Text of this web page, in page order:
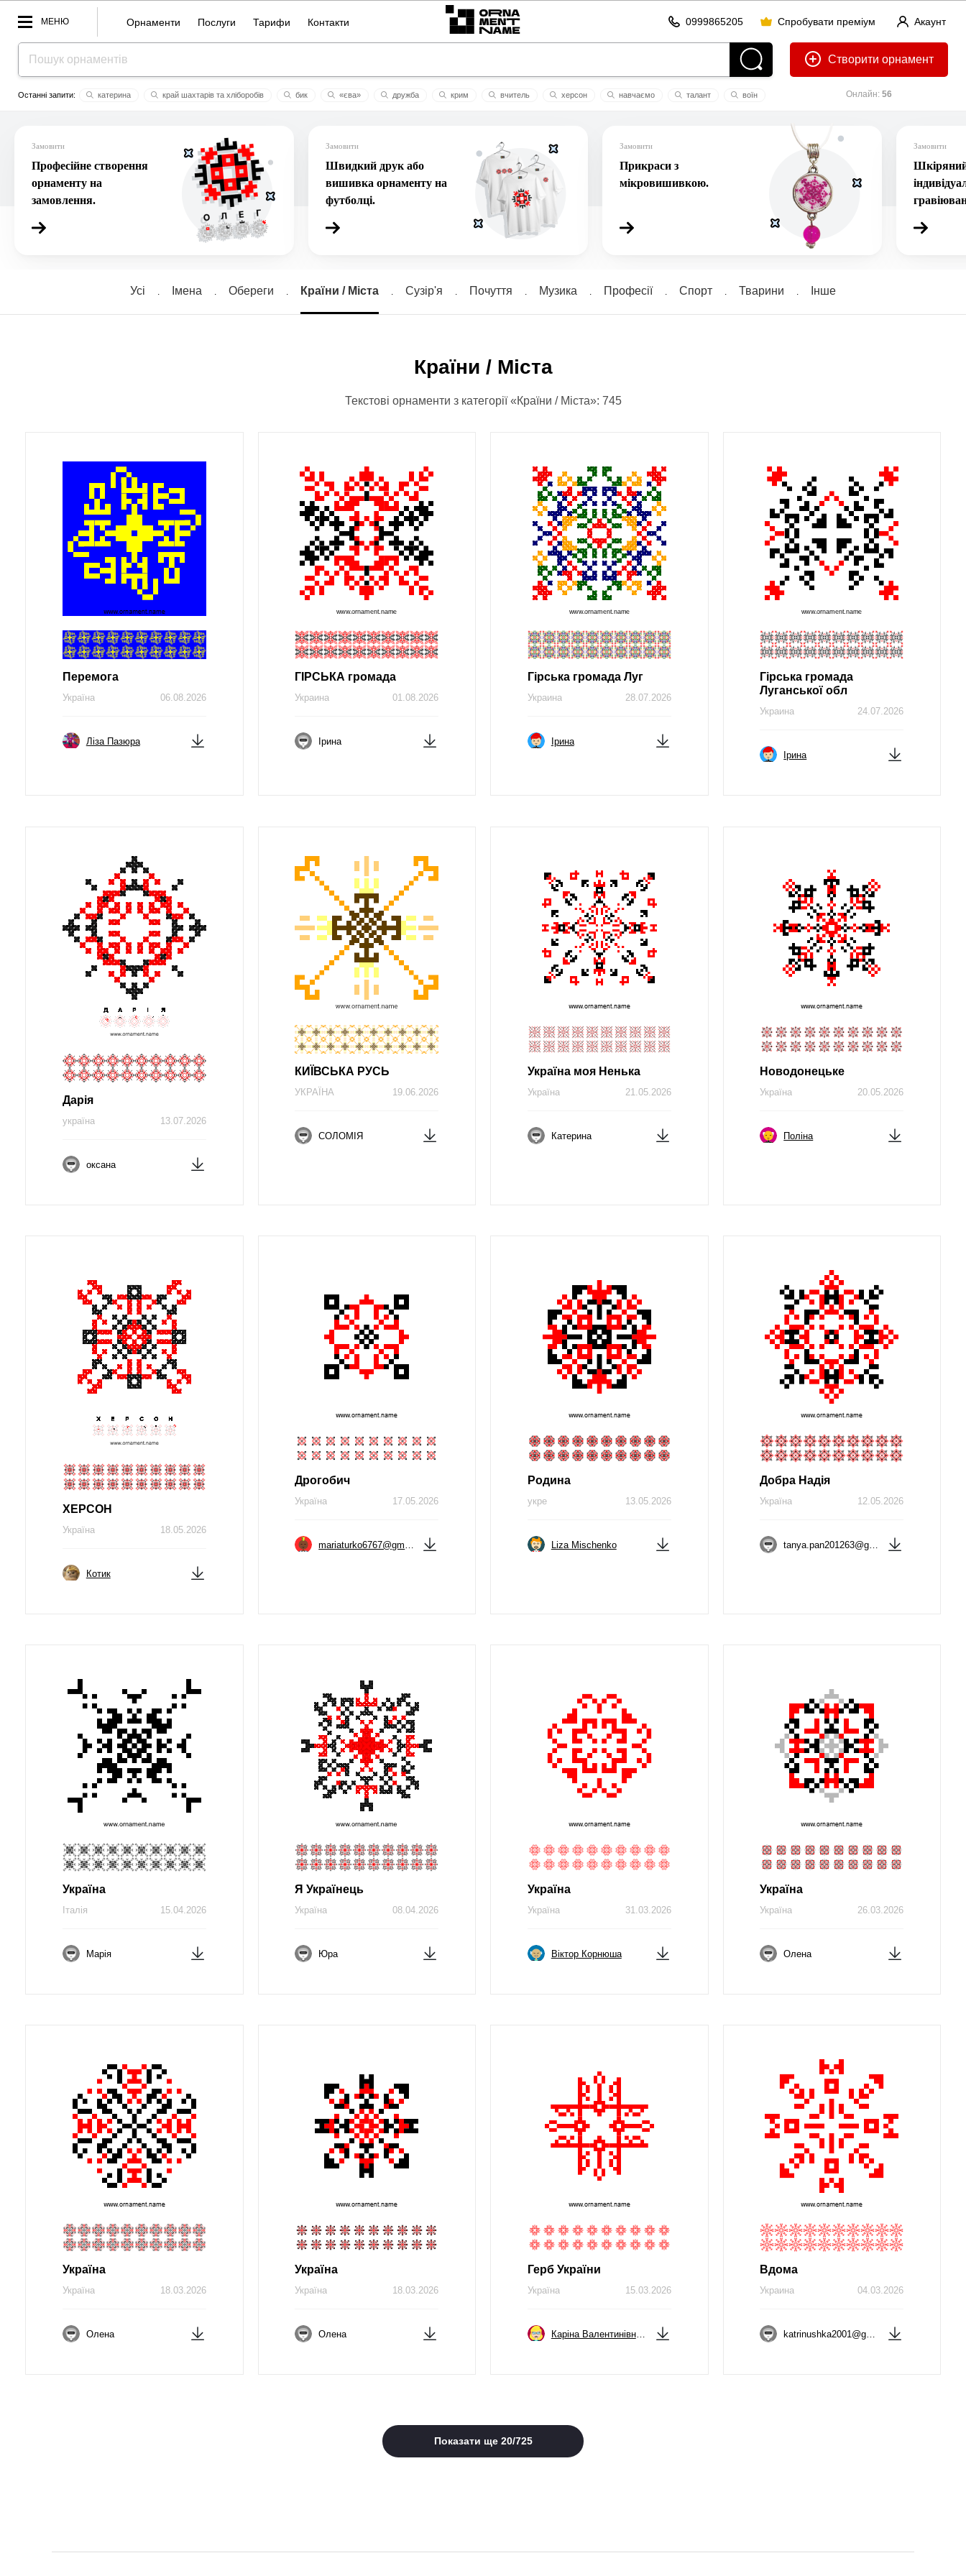
МЕНЮ Орнаменти Послуги Тарифи Контакти Акаунт
0999865205 Спробувати преміум
Створити
Онлайн: 56
катерина край шахтарів та хліборобів бик «єва» дружбa крим вчитель херсон навчаємо талант
воїн
Замовити
Професійне створення
орнаменту на
замовлення.
Замовити
Швидкий друк або
вишивка орнаменту на
футболці.
Замовити
Прикраси з
мікровишивкою.
Замовити
Шкіряний
Усі Імена Обереги Країни / Міста Сузiр'я Почуття Музика Професії Спорт Тварини Інше
Країни / Міста
Текстові орнаменти з категорії «Країни / Міста»: 745
Перемога
06.08.2026
Україна
Ліза Пазюра
ГІРСЬКА громада
01.08.2026
Украина
Ірина
Гірська громада Луг
28.07.2026
Украина
Ірина
Гірська громада
Луганської обл
24.07.2026
Украина
Ірина
Дарія
13.07.2026
україна
оксана
КИЇВСЬКА РУСЬ
19.06.2026
УКРАЇНА
СОЛОМІЯ
Україна моя Ненька
21.05.2026
Україна
Катерина
Новодонецьке
20.05.2026
Україна
Поліна
ХЕРСОН
18.05.2026
Україна
Котик
Дрогобич
17.05.2026
Україна
mariaturko6767@gmail.com
Родина
13.05.2026
укре
Liza Mischenko
Добра Надія
12.05.2026
Україна
tanya.pan201263@gmail.com
Україна
15.04.2026
Італія
Марія
Я Українець
08.04.2026
Україна
Юра
Україна
31.03.2026
Україна
Віктор Корнюша
Україна
26.03.2026
Україна
Олена
Україна
18.03.2026
Україна
Олена
Україна
18.03.2026
Україна
Олена
Герб України
15.03.2026
Україна
Каріна Валентинівна Виноградча
Вдома
04.03.2026
Украина
katrinushka2001@gmail.com
Показати ще 20/725